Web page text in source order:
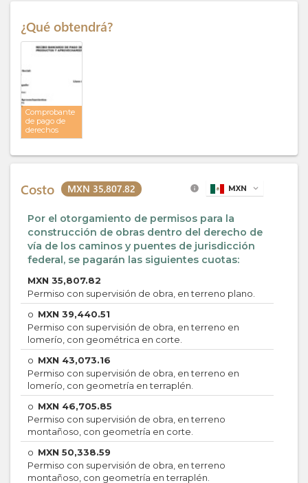
¿Qué obtendrá?
Comprobante
de pago de
derechos
Costo MXN 35,807.82 info MXN expand_more
Por el otorgamiento de permisos para la
construcción de obras dentro del derecho de
vía de los caminos y puentes de jurisdicción
federal, se pagarán las siguientes cuotas:
MXN 35,807.82
Permiso con supervisión de obra, en terreno plano.
o MXN 39,440.51
Permiso con supervisión de obra, en terreno en
lomerío, con geométrica en corte.
o MXN 43,073.16
Permiso con supervisión de obra, en terreno en
lomerío, con geometría en terraplén.
o MXN 46,705.85
Permiso con supervisión de obra, en terreno
montañoso, con geometría en corte.
o MXN 50,338.59
Permiso con supervisión de obra, en terreno
montañoso, con geometría en terraplén.